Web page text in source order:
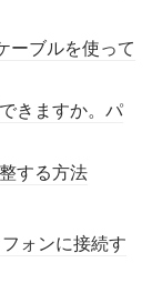
ーブルを使って
きますか。パ
する方法
ォンに接続す